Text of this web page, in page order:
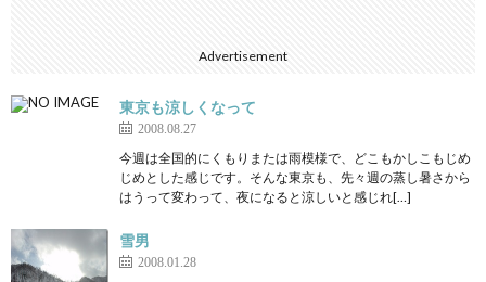
Advertisement
東京も涼しくなって
2008.08.27
今週は全国的にくもりまたは雨模様で、どこもかしこもじめ
じめとした感じです。そんな東京も、先々週の蒸し暑さから
はうって変わって、夜になると涼しいと感じれ[…]
雪男
2008.01.28